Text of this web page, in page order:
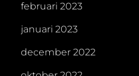
februari 2023
januari 2023
december 2022